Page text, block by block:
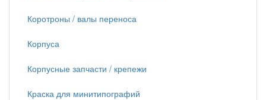
Коротроны / валы переноса
Корпуса
Корпусные запчасти / крепежи
Краска для минитипографий